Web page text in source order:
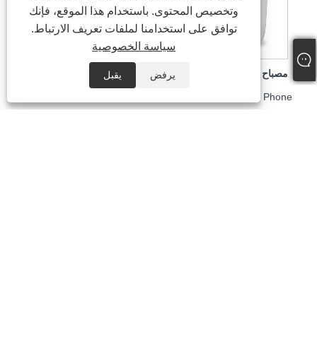
مصباح LED قابل لإعادة الشحن لمجفف الأظافر بقدرة 86 وات
وتخصيص المحتوى. باستخدام هذا الموقع، فإنك
توافق على استخدامنا لملفات تعريف الارتباط.
سياسة الخصوصية
يرفض يقبل
Phone